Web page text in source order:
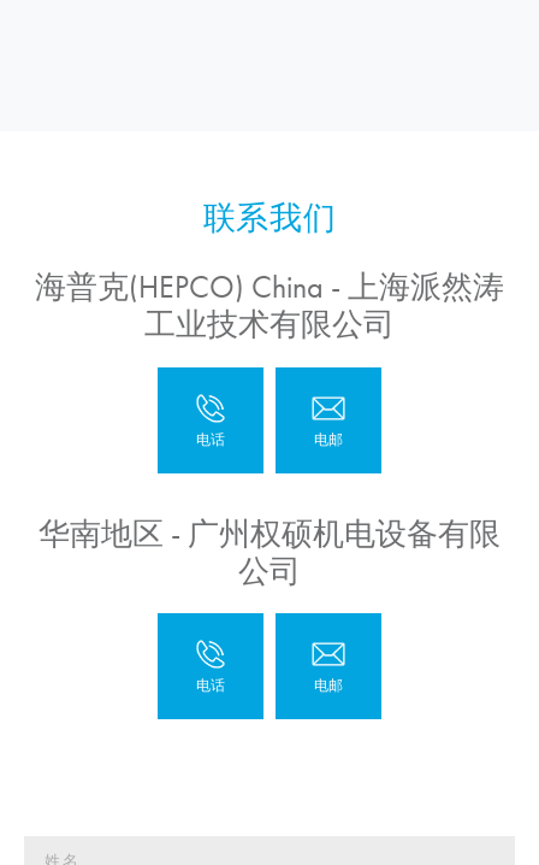
海普克(HEPCO) China - 上海派然涛
工业技术有限公司
华南地区 - 广州权硕机电设备有限
公司